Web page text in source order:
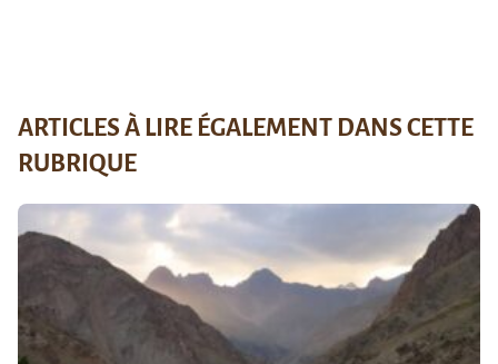
ARTICLES À LIRE ÉGALEMENT DANS CETTE
RUBRIQUE